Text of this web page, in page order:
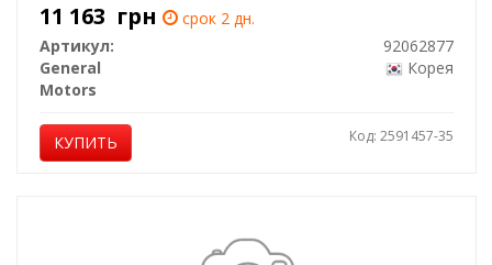
11 163 грн
срок 2 дн.
Артикул:
92062877
General
Motors
Корея
КУПИТЬ Код: 2591457-35